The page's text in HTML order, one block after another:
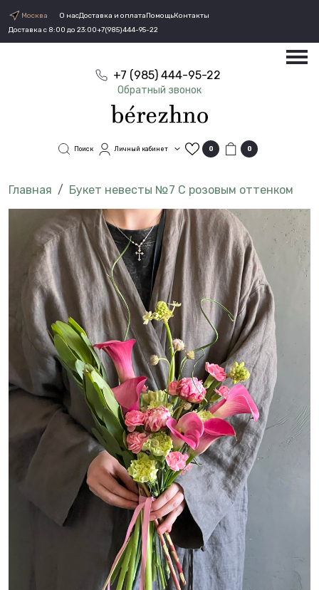
Москва О насДоставка и оплатаПомощьКонтакты
Доставка с 8:00 до 23:00+7(985)444-95-22
+7 (985) 444-95-22
Обратный звонок
Поиск Личный кабинет 0 0
Букет невесты №7 С розовым оттенком